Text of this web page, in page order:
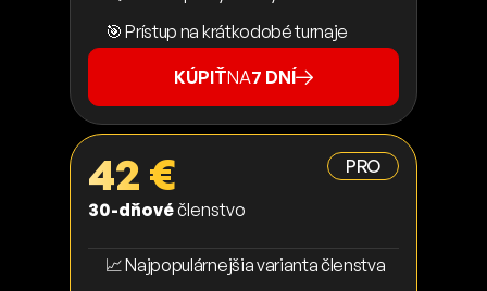
🎯 Prístup na krátkodobé turnaje
KÚPIŤNA7 DNÍ
PRO
42 €
30-dňovéčlenstvo
📈 Najpopulárnejšia varianta členstva